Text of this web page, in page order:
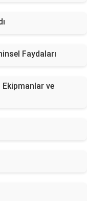
Faydaları
Ekipmanlar ve